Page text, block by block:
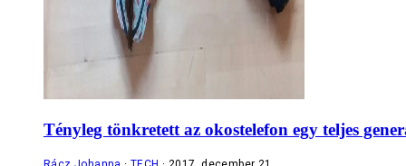
Tényleg tönkretett az okostelefon egy teljes